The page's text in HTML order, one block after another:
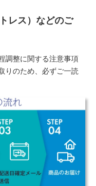
レス）などのご
調整に関する注意事項
りのため、必ずご一読